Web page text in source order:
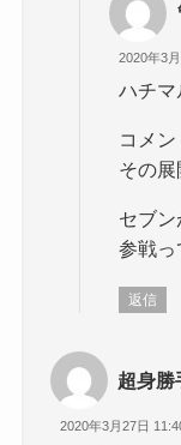
2020年3
ハチマ
コメン
その展
セブン
参戦っ
返信
超身勝
2020年3月27日